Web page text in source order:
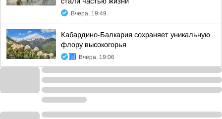
Вчера, 19:49
Кабардино-Балкария сохраняет уникальную
флору высокогорья
Вчера, 19:06